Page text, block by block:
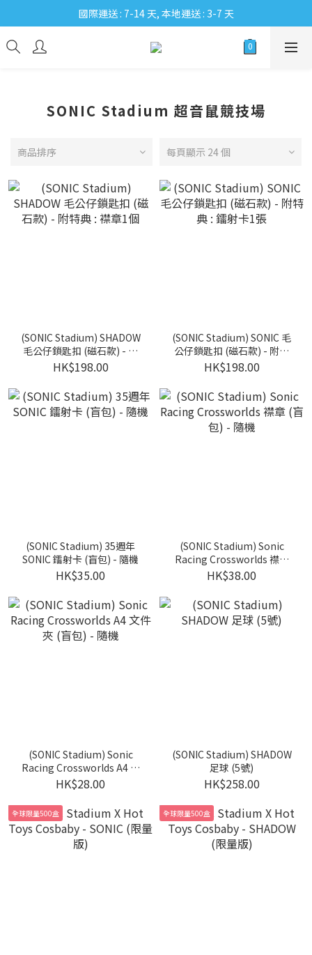
國際運送 : 7-14 天, 本地運送 : 3-7 天
SONIC Stadium 超音鼠競技場
商品排序 每頁顯示 24 個
(SONIC Stadium) SHADOW
毛公仔鎖匙扣 (磁石款) - 附
特典 : 襟章1個
HK$198.00
(SONIC Stadium) SONIC 毛
公仔鎖匙扣 (磁石款) - 附特
典 : 鐳射卡1張
HK$198.00
(SONIC Stadium) 35週年
SONIC 鐳射卡 (盲包) - 隨機
HK$35.00
(SONIC Stadium) Sonic
Racing Crossworlds 襟章
(盲包) - 隨機
HK$38.00
(SONIC Stadium) Sonic
Racing Crossworlds A4 文
件夾 (盲包) - 隨機
HK$28.00
(SONIC Stadium) SHADOW
足球 (5號)
HK$258.00
全球限量500盒 全球限量500盒